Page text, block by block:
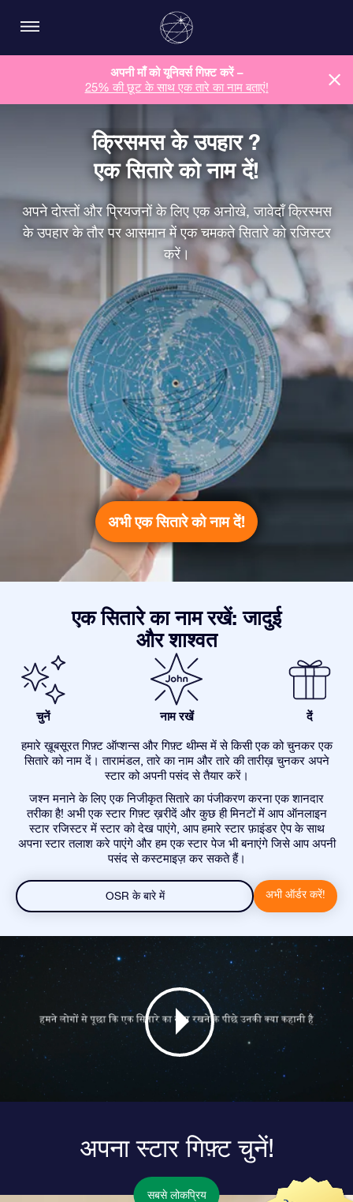
अपनी माँ को यूनिवर्स गिफ़्ट करें –
25% की छूट के साथ एक तारे का नाम बताएं!
क्रिसमस के उपहार ?
एक सितारे को नाम दें!
अपने दोस्तों और प्रियजनों के लिए एक अनोखे, जावेदाँ क्रिस्मस
के उपहार के तौर पर आसमान में एक चमकते सितारे को रजिस्टर
करें।
अभी एक सितारे को नाम दें!
एक सितारे का नाम रखें: जादुई
और शाश्वत
चुनें नाम रखें दें
हमारे ख़ूबसूरत गिफ़्ट ऑप्शन्स और गिफ़्ट थीम्स में से किसी एक को चुनकर एक
सितारे को नाम दें। तारामंडल, तारे का नाम और तारे की तारीख़ चुनकर अपने
स्टार को अपनी पसंद से तैयार करें।
जश्न मनाने के लिए एक निजीकृत सितारे का पंजीकरण करना एक शानदार
तरीका है! अभी एक स्टार गिफ़्ट ख़रीदें और कुछ ही मिनटों में आप ऑनलाइन
स्टार रजिस्टर में स्टार को देख पाएंगे, आप हमारे स्टार फ़ाइंडर ऐप के साथ
अपना स्टार तलाश करे पाएंगे और हम एक स्टार पेज भी बनाएंगे जिसे आप अपनी
पसंद से कस्टमाइज़ कर सकते हैं।
OSR के बारे में अभी ऑर्डर करें!
अपना स्टार गिफ़्ट चुनें!
सबसे लोकप्रिय